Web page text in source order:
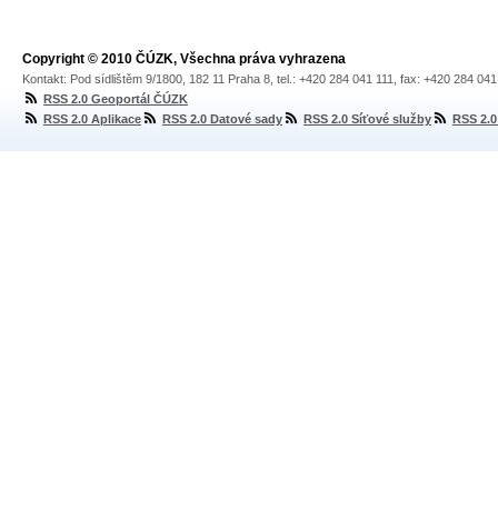
Copyright © 2010 ČÚZK, Všechna práva vyhrazena
Kontakt: Pod sídlištěm 9/1800, 182 11 Praha 8, tel.: +420 284 041 111, fax: +420 284
RSS 2.0 Geoportál ČÚZK
RSS 2.0 Aplikace
RSS 2.0 Datové sady RSS 2.0 Síťové služby RSS